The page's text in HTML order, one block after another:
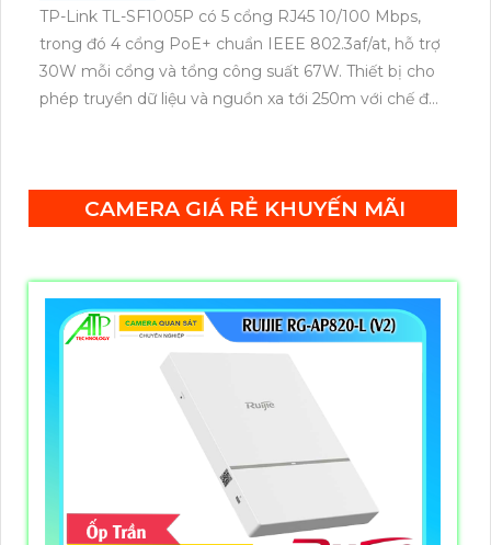
TP-Link TL-SF1005P có 5 cổng RJ45 10/100 Mbps,
trong đó 4 cổng PoE+ chuẩn IEEE 802.3af/at, hỗ trợ
30W mỗi cổng và tổng công suất 67W. Thiết bị cho
phép truyền dữ liệu và nguồn xa tới 250m với chế độ
CAMERA GIÁ RẺ KHUYẾN MÃI